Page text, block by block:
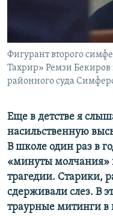
ПОБЕДИТЕЛЕЙ НЕ СУДЯТ?
КРЫМ.НЕПОКОРЕННЫЙ
ELIFBE
УКРАИНСКАЯ ПРОБЛЕМА
Фигурант второго
Тахрир» Ремзи Бекиров
районного суда
Еще в детстве я
насильственную
В школе один раз в
«минуты молчания»
трагедии. Старики,
сдерживали слез. В
траурные митинги в